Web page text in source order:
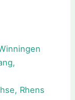
Rhens